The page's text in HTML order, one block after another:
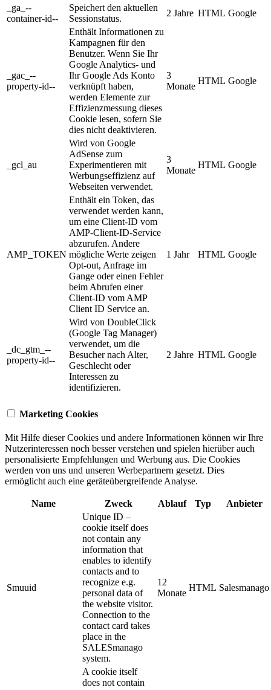
_ga_--
container-id--
Speichert den aktuellen
Sessionstatus.
2 Jahre HTML Google
_gac_--
property-id--
Enthält Informationen zu
Kampagnen für den
Benutzer. Wenn Sie Ihr
Google Analytics- und
Ihr Google Ads Konto
verknüpft haben,
werden Elemente zur
Effizienzmessung dieses
Cookie lesen, sofern Sie
dies nicht deaktivieren.
3
Monate
HTML Google
_gcl_au
Wird von Google
AdSense zum
Experimentieren mit
Werbungseffizienz auf
Webseiten verwendet.
3
Monate
HTML Google
AMP_TOKEN
Enthält ein Token, das
verwendet werden kann,
um eine Client-ID vom
AMP-Client-ID-Service
abzurufen. Andere
mögliche Werte zeigen
Opt-out, Anfrage im
Gange oder einen Fehler
beim Abrufen einer
Client-ID vom AMP
Client ID Service an.
1 Jahr HTML Google
_dc_gtm_--
property-id--
Wird von DoubleClick
(Google Tag Manager)
verwendet, um die
Besucher nach Alter,
Geschlecht oder
Interessen zu
identifizieren.
2 Jahre HTML Google
Marketing Cookies
Mit Hilfe dieser Cookies und andere Informationen können wir Ihre
Nutzerinteressen noch besser verstehen und spielen hierüber auch
personalisierte Empfehlungen und Werbung aus. ​Die Cookies
werden von uns und unseren Werbepartnern gesetzt. Dies
ermöglicht auch eine geräteübergreifende Analyse.
Name Zweck Ablauf Typ Anbieter
Smuuid
Unique ID –
cookie itself does
not contain any
information that
enables to identify
contacts and to
recognize e.g.
personal data of
the website visitor.
Connection to the
contact card takes
place in the
SALESmanago
system.
12
Monate
HTML Salesmanago
A cookie itself
does not contain